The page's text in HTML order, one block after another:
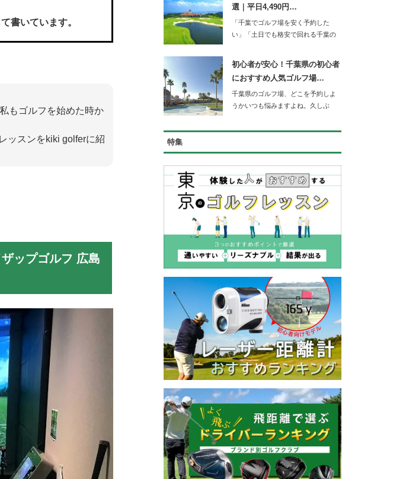
て書いています。
もゴルフを始めた時か
ッスンをkiki golferに紹
ップゴルフ 広島
選｜平日4,490円…
「千葉でゴルフ場を安く予約した
い」「土日でも格安で回れる千葉の
初心者が安心！千葉県の初心者
におすすめ人気ゴルフ場…
千葉県のゴルフ場、どこを予約しよ
うかいつも悩みますよね。久しぶ
特集